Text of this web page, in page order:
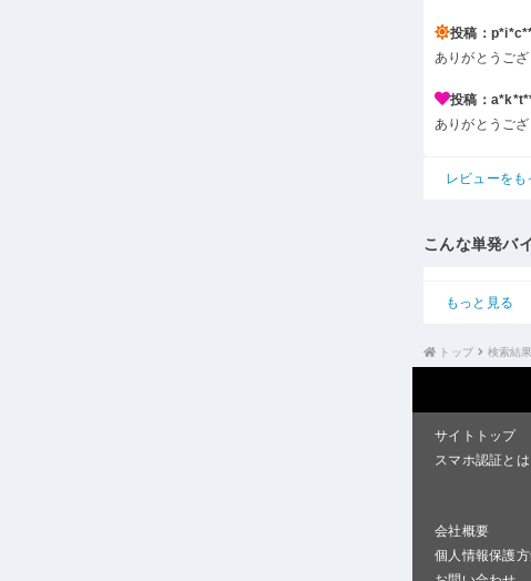
投稿：
ありがとうござ
投稿：
ありがとうござ
レビューをも
こんな単発バ
もっと見る
トップ 検索結果
サイトトップ
スマホ認証とは
会社概要
個人情報保護